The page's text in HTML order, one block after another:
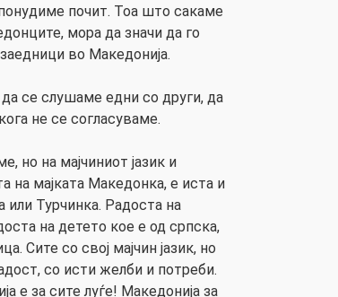
почит. Тоа што сакаме
мора да значи да го
во Македонија.
се слушаме едни со други, да
не се согласуваме.
но на мајчиниот јазик и
на мајката Македонка, е иста и
или Турчинка. Радоста на
на детето кое е од српска,
Сите со свој мајчин јазик, но
со исти желби и потреби.
е за сите луѓе! Македонија за